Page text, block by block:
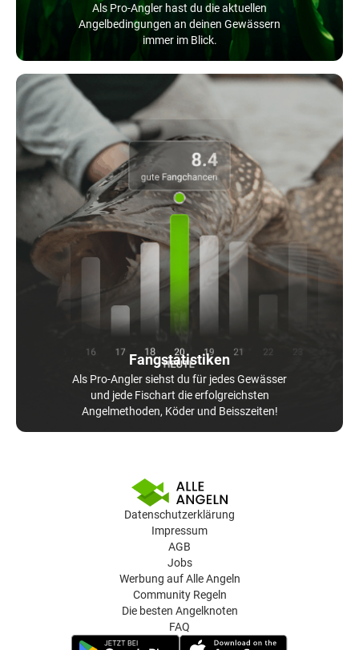
Als Pro-Angler hast du die aktuellen
Angelbedingungen an deinen Gewässern
immer im Blick.
Fangstatistiken
Als Pro-Angler siehst du für jedes Gewässer
und jede Fischart die erfolgreichsten
Angelmethoden, Köder und Beisszeiten!
Datenschutzerklärung
Impressum
AGB
Jobs
Werbung auf Alle Angeln
Community Regeln
Die besten Angelknoten
FAQ